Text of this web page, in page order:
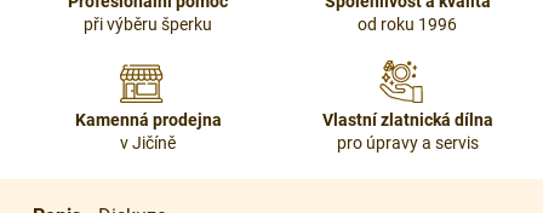
při výběru šperku
od roku 1996
Kamenná prodejna
v Jičíně
Vlastní zlatnická dílna
pro úpravy a servis